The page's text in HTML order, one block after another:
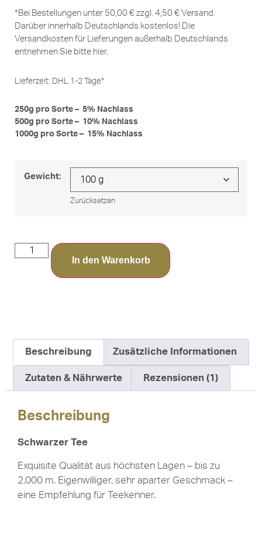
*Bei Bestellungen unter 50,00 € zzgl. 4,50 € Versand.
Darüber innerhalb Deutschlands kostenlos! Die
Versandkosten für Lieferungen außerhalb Deutschlands
entnehmen Sie bitte hier.
Lieferzeit: DHL 1-2 Tage*
250g pro Sorte – 5% Nachlass
500g pro Sorte – 10% Nachlass
1000g pro Sorte – 15% Nachlass
Gewicht:
Zurücksetzen
In den Warenkorb
Beschreibung Zusätzliche Informationen
Zutaten & Nährwerte Rezensionen (1)
Beschreibung
Schwarzer Tee
Exquisite Qualität aus höchsten Lagen – bis zu
2.000 m. Eigenwilliger, sehr aparter Geschmack –
eine Empfehlung für Teekenner.